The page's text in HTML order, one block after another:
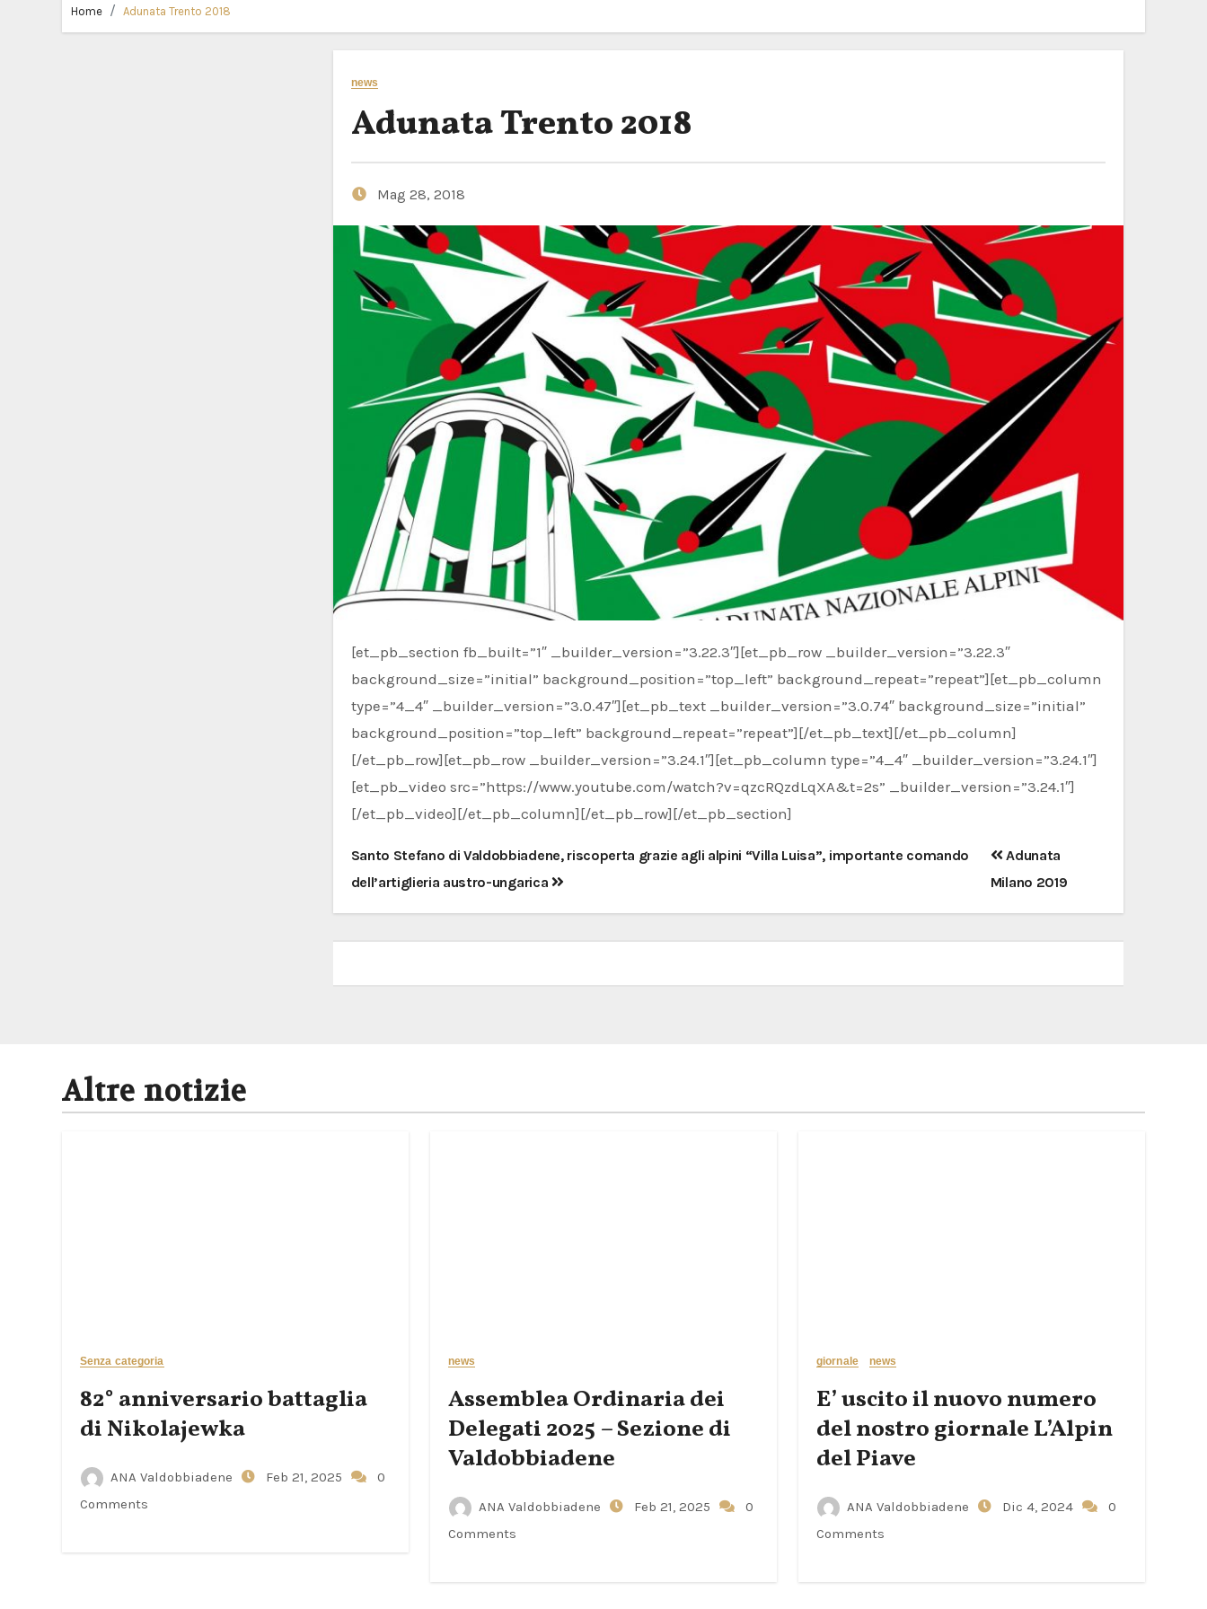
Home Adunata Trento 2018
news
Adunata Trento 2018
Mag 28, 2018
[et_pb_section fb_built=”1″ _builder_version=”3.22.3″][et_pb_row _builder_version=”3.22.3″
background_size=”initial” background_position=”top_left” background_repeat=”repeat”][et_pb_column
type=”4_4″ _builder_version=”3.0.47″][et_pb_text _builder_version=”3.0.74″ background_size=”initial”
background_position=”top_left” background_repeat=”repeat”][/et_pb_text][/et_pb_column]
[/et_pb_row][et_pb_row _builder_version=”3.24.1″][et_pb_column type=”4_4″ _builder_version=”3.24.1″]
[et_pb_video src=”https://www.youtube.com/watch?v=qzcRQzdLqXA&t=2s” _builder_version=”3.24.1″]
[/et_pb_video][/et_pb_column][/et_pb_row][/et_pb_section]
Navigazione
articoli
Santo Stefano di Valdobbiadene, riscoperta grazie agli alpini “Villa Luisa”, importante comando
dell’artiglieria austro-ungarica
Adunata
Milano 2019
Altre notizie
Senza categoria
82° anniversario battaglia
di Nikolajewka
ANA Valdobbiadene Feb 21, 2025
0
Comments
news
Assemblea Ordinaria dei
Delegati 2025 – Sezione di
Valdobbiadene
ANA Valdobbiadene Feb 21, 2025
0
Comments
giornale news
E’ uscito il nuovo numero
del nostro giornale L’Alpin
del Piave
ANA Valdobbiadene Dic 4, 2024
0
Comments